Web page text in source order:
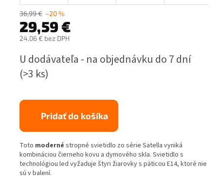
36,99 € –20 %
29,59 €
24,06 € bez DPH
cena:
U dodávateľa - na objednávku do 7 dní
(>3 ks)
Pridať do košíka
Toto moderné stropné svietidlo zo série Satella vyniká
kombináciou čierneho kovu a dymového skla. Svietidlo s
technológiou led vyžaduje štyri žiarovky s päticou E14, ktoré nie
sú v balení.